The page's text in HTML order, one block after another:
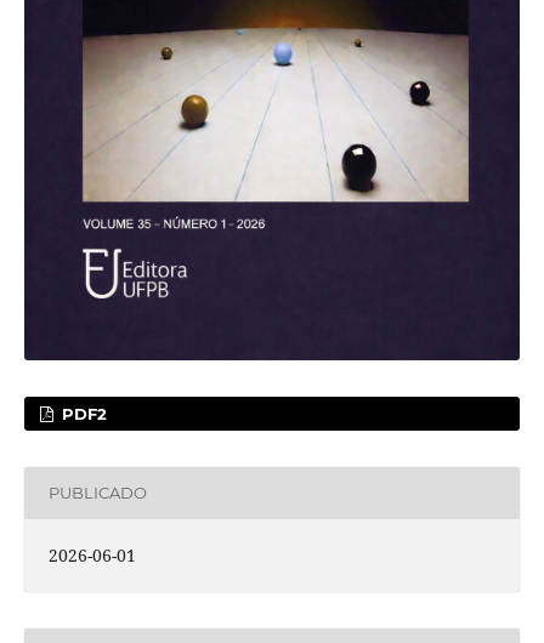
PDF2
PUBLICADO
2026-06-01